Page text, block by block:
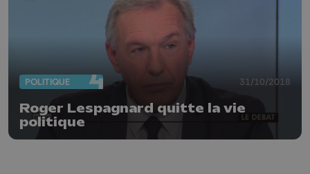
POLITIQUE 31/10/2018
Roger Lespagnard quitte la vie
politique